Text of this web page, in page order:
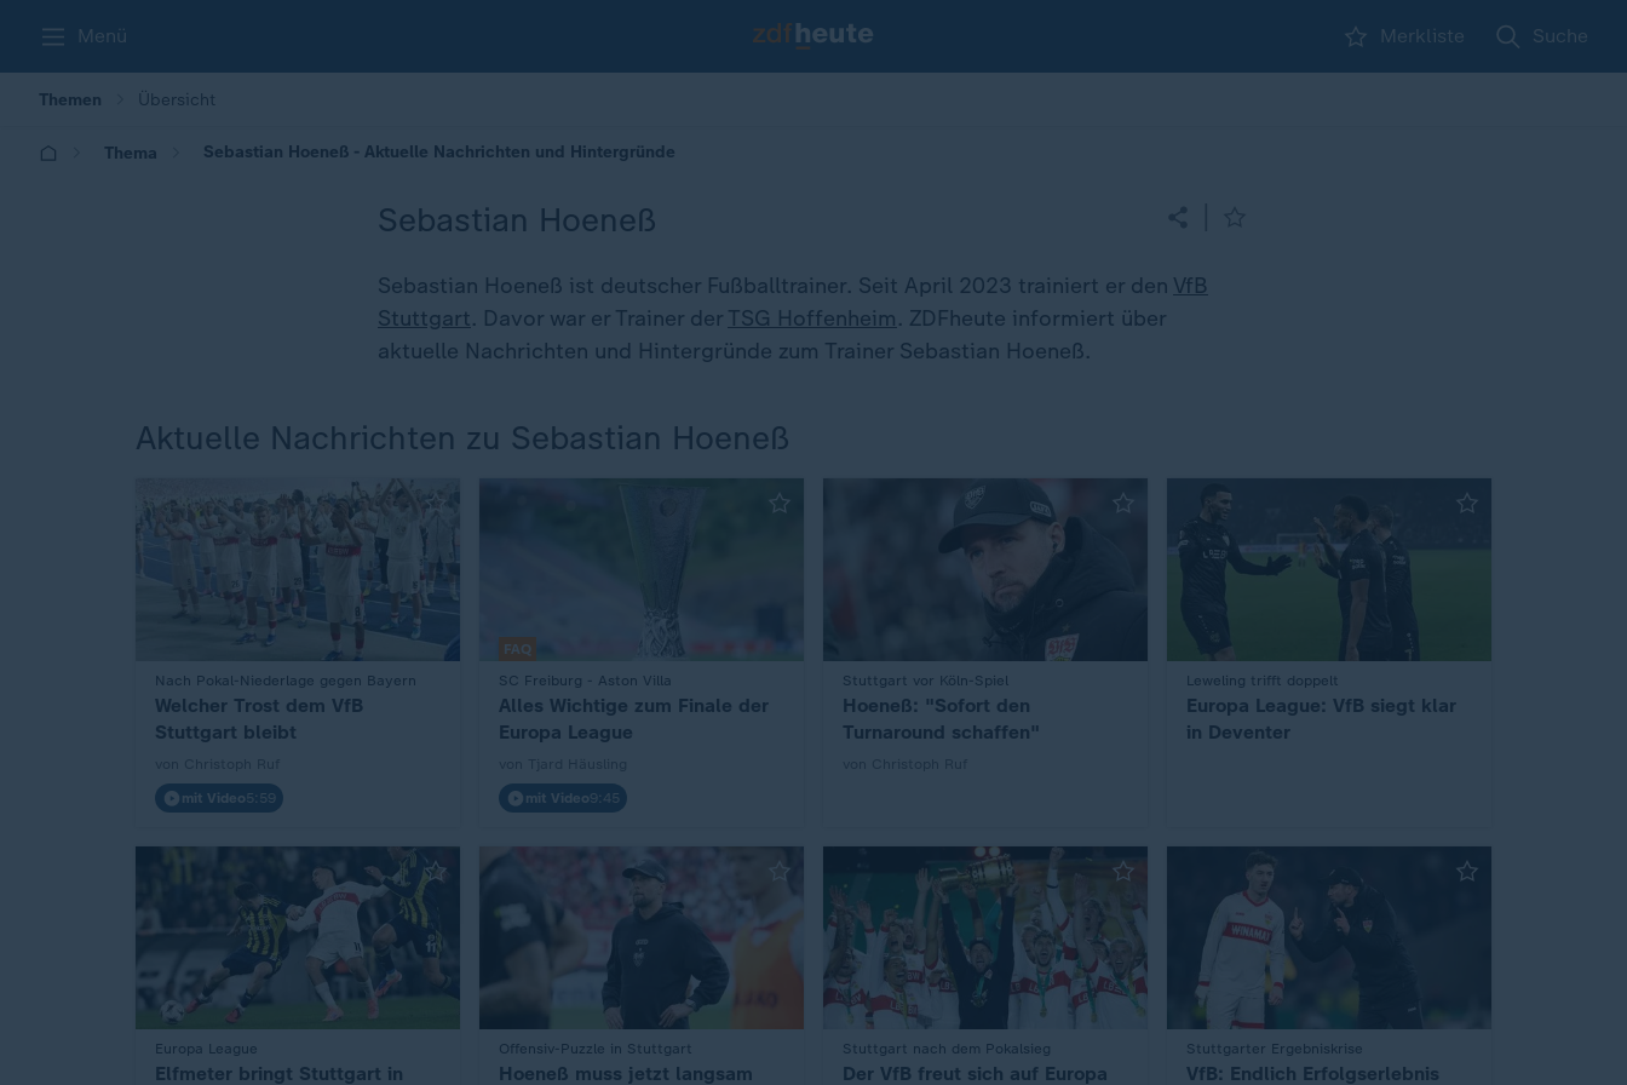
Menü Merkliste Suche
Themen Übersicht
Thema Sebastian Hoeneß - Aktuelle Nachrichten und Hintergründe
Sebastian Hoeneß
Sebastian Hoeneß ist deutscher Fußballtrainer. Seit April 2023 trainiert er den VfB
Stuttgart. Davor war er Trainer der TSG Hoffenheim. ZDFheute informiert über
aktuelle Nachrichten und Hintergründe zum Trainer Sebastian Hoeneß.
Aktuelle Nachrichten zu Sebastian Hoeneß
Nach Pokal-Niederlage gegen Bayern
:
Welcher Trost dem VfB
Stuttgart bleibt
mit Video5:59
FAQ
SC Freiburg - Aston Villa
:
Alles Wichtige zum Finale der
Europa League
mit Video9:45
Stuttgart vor Köln-Spiel
:
Hoeneß: "Sofort den
Turnaround schaffen"
Leweling trifft doppelt
:
Europa League: VfB siegt klar
in Deventer
Europa League
:
Elfmeter bringt Stuttgart in
Offensiv-Puzzle in Stuttgart
:
Hoeneß muss jetzt langsam
Stuttgart nach dem Pokalsieg
:
Der VfB freut sich auf Europa
Stuttgarter Ergebniskrise
:
VfB: Endlich Erfolgserlebnis